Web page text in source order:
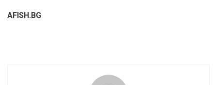
AFISH.BG